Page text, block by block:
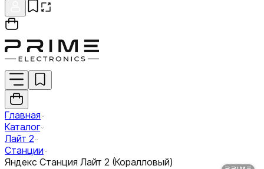
Главная
Каталог
Лайт 2
Станции
Яндекс Станция Лайт 2 (Коралловый)